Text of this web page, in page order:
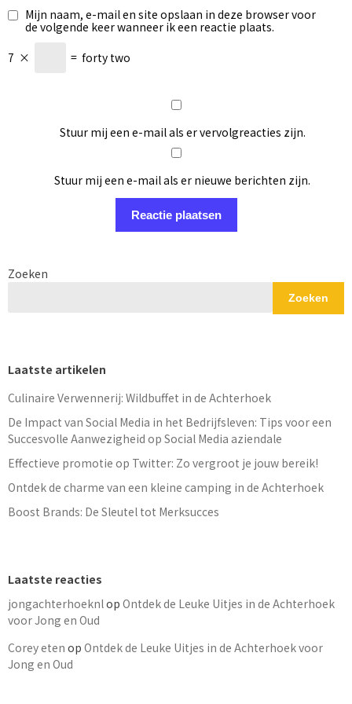
Mijn naam, e-mail en site opslaan in deze browser voor
de volgende keer wanneer ik een reactie plaats.
7 × = forty two
Stuur mij een e-mail als er vervolgreacties zijn.
Stuur mij een e-mail als er nieuwe berichten zijn.
Zoeken
Zoeken
Laatste artikelen
Culinaire Verwennerij: Wildbuffet in de Achterhoek
De Impact van Social Media in het Bedrijfsleven: Tips voor een
Succesvolle Aanwezigheid op Social Media aziendale
Effectieve promotie op Twitter: Zo vergroot je jouw bereik!
Ontdek de charme van een kleine camping in de Achterhoek
Boost Brands: De Sleutel tot Merksucces
Laatste reacties
jongachterhoeknl op Ontdek de Leuke Uitjes in de Achterhoek
voor Jong en Oud
Corey eten op Ontdek de Leuke Uitjes in de Achterhoek voor
Jong en Oud